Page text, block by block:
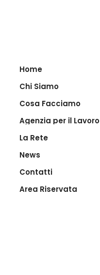
Home
Chi Siamo
Cosa Facciamo
Agenzia per il Lavoro
La Rete
News
Contatti
Area Riservata